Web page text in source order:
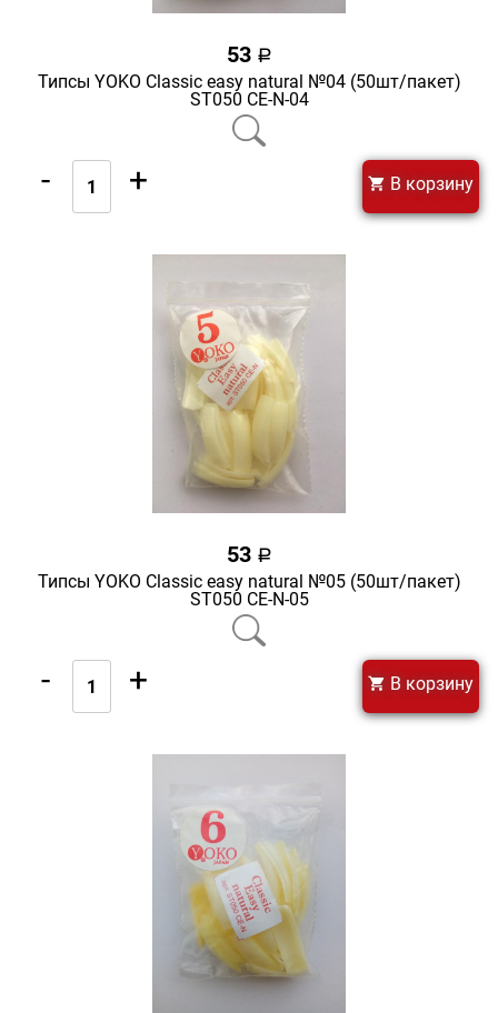
53 a
Типсы YOKO Classic easy natural №04 (50шт/пакет)
ST050 CE-N-04
- + В корзину
53 a
Типсы YOKO Classic easy natural №05 (50шт/пакет)
ST050 CE-N-05
- + В корзину